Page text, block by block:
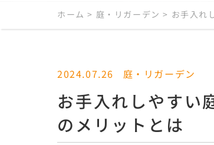
ホーム > 庭・リガーデン > お手入れ
2024.07.26 庭・リガーデン
お手入れしやすい
のメリットとは